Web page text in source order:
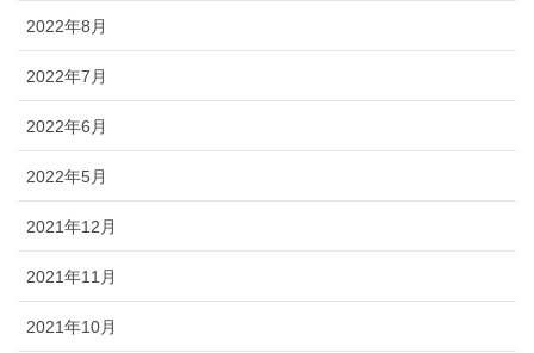
2022年8月
2022年7月
2022年6月
2022年5月
2021年12月
2021年11月
2021年10月